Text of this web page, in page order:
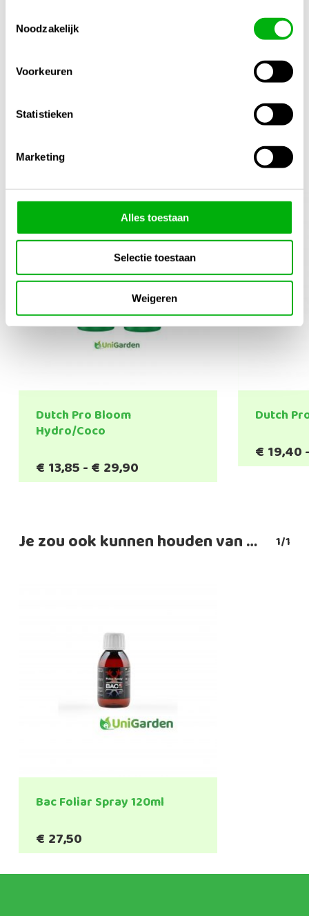
Noodzakelijk
Voorkeuren
Statistieken
Marketing
Alles toestaan
Selectie toestaan
Weigeren
30ml
6ml / 1 Liter
Gerelateerde producten 1/4
Dutch Pro Bloom
Hydro/Coco
€ 13,85-€ 29,90Prijsklasse:
€13,85
Dutch
€ 19,40
Je zou ook kunnen houden van … 1/1
Bac Foliar Spray 120ml
€ 27,50